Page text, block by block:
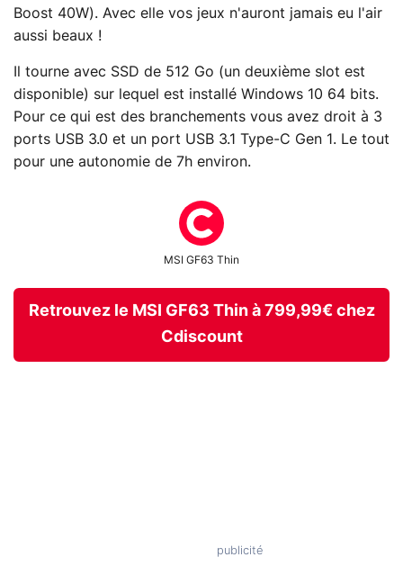
Boost 40W). Avec elle vos jeux n'auront jamais eu l'air
aussi beaux !
Il tourne avec SSD de 512 Go (un deuxième slot est
disponible) sur lequel est installé Windows 10 64 bits.
Pour ce qui est des branchements vous avez droit à 3
ports USB 3.0 et un port USB 3.1 Type-C Gen 1. Le tout
pour une autonomie de 7h environ.
MSI GF63 Thin
Retrouvez le MSI GF63 Thin à 799,99€ chez
Cdiscount